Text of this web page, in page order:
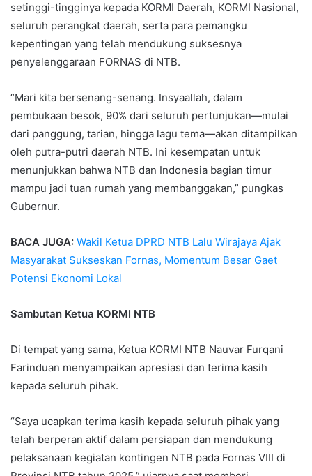
setinggi-tingginya kepada KORMI Daerah, KORMI Nasional,
seluruh perangkat daerah, serta para pemangku
kepentingan yang telah mendukung suksesnya
penyelenggaraan FORNAS di NTB.
“Mari kita bersenang-senang. Insyaallah, dalam
pembukaan besok, 90% dari seluruh pertunjukan—mulai
dari panggung, tarian, hingga lagu tema—akan ditampilkan
oleh putra-putri daerah NTB. Ini kesempatan untuk
menunjukkan bahwa NTB dan Indonesia bagian timur
mampu jadi tuan rumah yang membanggakan,” pungkas
Gubernur.
BACA JUGA: Wakil Ketua DPRD NTB Lalu Wirajaya Ajak
Masyarakat Sukseskan Fornas, Momentum Besar Gaet
Potensi Ekonomi Lokal
Sambutan Ketua KORMI NTB
Di tempat yang sama, Ketua KORMI NTB Nauvar Furqani
Farinduan menyampaikan apresiasi dan terima kasih
kepada seluruh pihak.
“Saya ucapkan terima kasih kepada seluruh pihak yang
telah berperan aktif dalam persiapan dan mendukung
pelaksanaan kegiatan kontingen NTB pada Fornas VIII di